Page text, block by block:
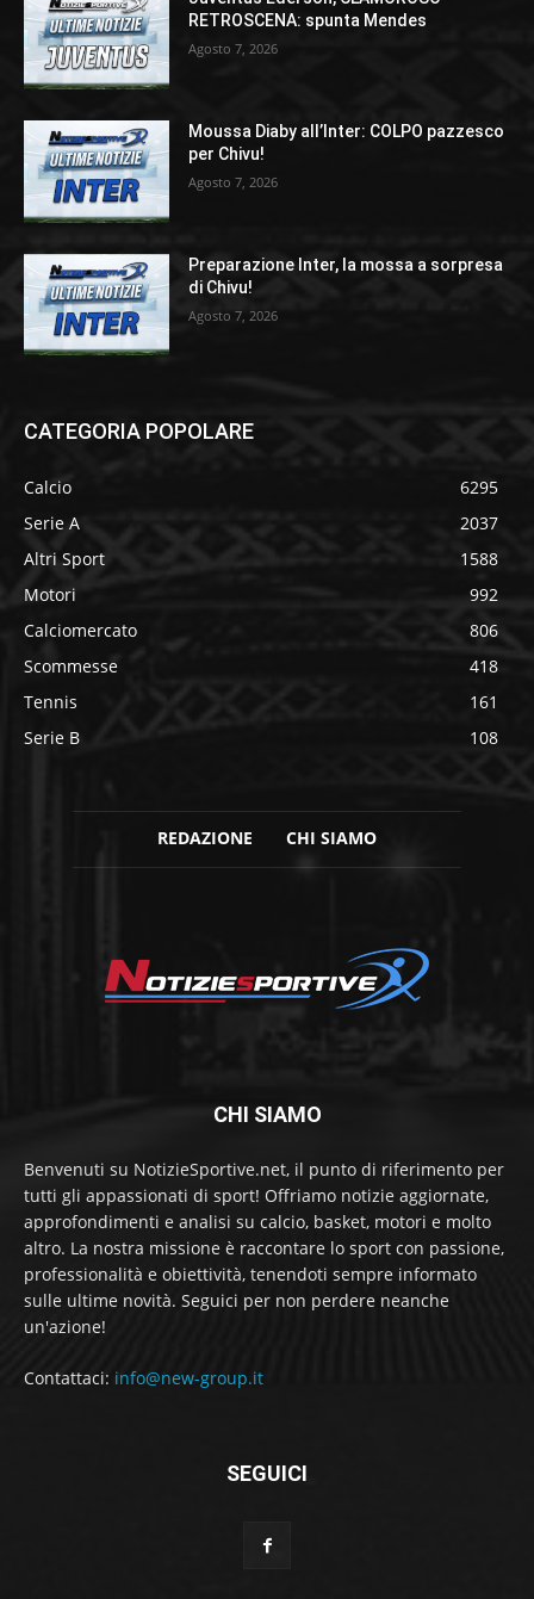
RETROSCENA: spunta Mendes
Agosto 7, 2026
Moussa Diaby all’Inter: COLPO pazzesco
per Chivu!
Agosto 7, 2026
Preparazione Inter, la mossa a sorpresa
di Chivu!
Agosto 7, 2026
CATEGORIA POPOLARE
Calcio
6295
Serie A
2037
Altri Sport
1588
Motori
992
Calciomercato
806
Scommesse
418
Tennis
161
Serie B
108
REDAZIONE CHI SIAMO
CHI SIAMO
Benvenuti su NotizieSportive.net, il punto di riferimento per
tutti gli appassionati di sport! Offriamo notizie aggiornate,
approfondimenti e analisi su calcio, basket, motori e molto
altro. La nostra missione è raccontare lo sport con passione,
professionalità e obiettività, tenendoti sempre informato
sulle ultime novità. Seguici per non perdere neanche
un'azione!
Contattaci: info@new-group.it
SEGUICI